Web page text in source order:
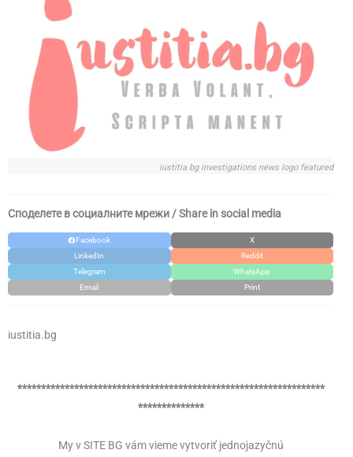
iustitia bg investigations news logo featured
Споделете в социалните мрежи / Share in social media
Facebook
X
LinkedIn
Reddit
Telegram
WhatsApp
Email
Print
iustitia.bg
*****************************************************************
**************
My v SITE BG vám vieme vytvoriť jednojazyčnú